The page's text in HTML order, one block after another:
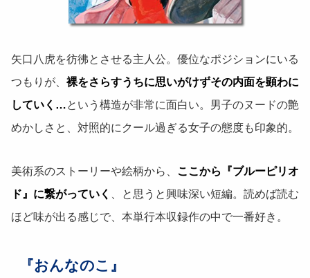
矢口八虎を彷彿とさせる主人公。優位なポジションにいる
つもりが、 裸をさらすうちに思いがけずその内面を顕わに
していく…という構造が非常に面白い。男子のヌードの艶
めかしさと、対照的にクール過ぎる女子の態度も印象的。
美術系のストーリーや絵柄から、 ここから『ブルーピリオ
ド』に繋がっていく
、と思うと興味深い短編。読めば読む
ほど味が出る感じで、本単行本収録作の中で一番好き。
『おんなのこ』